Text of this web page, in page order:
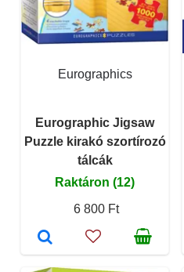
Eurographics
Eurographic Jigsaw
Puzzle kirakó szortírozó
tálcák
Raktáron (12)
6 800 Ft